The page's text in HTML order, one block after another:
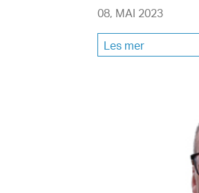
08, MAI 2023
Les mer